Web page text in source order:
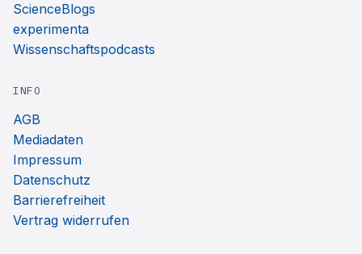
ScienceBlogs
experimenta
Wissenschaftspodcasts
INFO
AGB
Mediadaten
Impressum
Datenschutz
Barrierefreiheit
Vertrag widerrufen